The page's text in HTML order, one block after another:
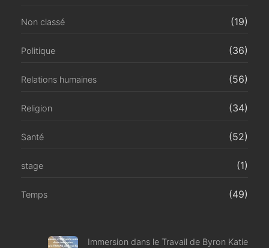
Non classé (19)
Politique (36)
Relations humaines (56)
Religion (34)
Santé (52)
stage (1)
Temps (49)
Immersion dans le Travail de Byron Katie